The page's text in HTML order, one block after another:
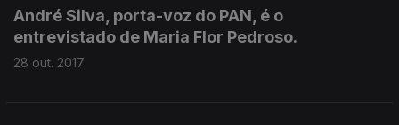
André Silva, porta-voz do PAN, é o
entrevistado de Maria Flor Pedroso.
28 out. 2017